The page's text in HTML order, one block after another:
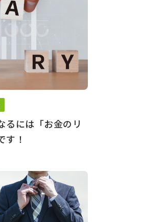
るには「お金のリ
す！